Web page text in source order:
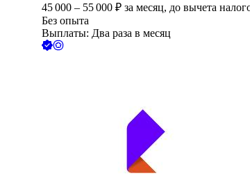
45 000 – 55 000 ₽ за месяц, до вычета
Без опыта
Выплаты: Два раза в месяц